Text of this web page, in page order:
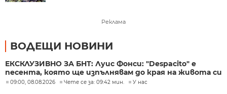
Реклама
ВОДЕЩИ НОВИНИ
ЕКСКЛУЗИВНО ЗА БНТ: Луис Фонси: "Despacito" е
песента, която ще изпълнявам до края на живота си
09:00, 08.08.2026 Чете се за: 09:42 мин. У нас